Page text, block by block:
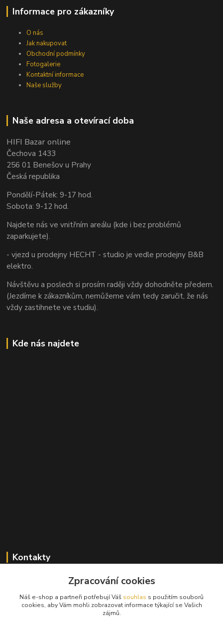
Informace pro zákazníky
O nás
Jak nakupovat
Obchodní podmínky
Fotogalerie
Kontaktní informace
Naše služby
Naše adresa a otevírací doba
HIFI Bazar online
Čechova 1433
256 01 Benešov u Prahy
Česká republika
Pondělí-Pátek: 9-17 hod.
Sobota: 9-12 hod.
Najdete nás ve vnitřním areálu (kde i bez problémů
zaparkujete).
- vjezd u prodejny HECHT - studio je vedle prodejny B&B
elektro.
Návštěvu a poslech si prosím raději vždy dohodněte předem.
(Jezdíme k zákazníkům, nemůžeme vám tedy zaručit, že nás
vždy zastihnete ve studiu).
Kde nás najdete
Kontakty
+420 603 824 940
info@hifibazar.online
Zpracování cookies
Náš e-shop a partneři potřebují Váš souhlas s použitím souborů
cookies, aby Vám mohli zobrazovat informace týkající se Vašich
zájmů.